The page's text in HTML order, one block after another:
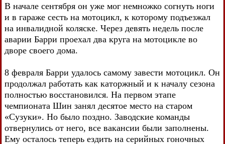
В начале сентября он уже мог немножко согнуть ноги
и в гараже сесть на мотоцикл, к которому подъезжал
на инвалидной коляске. Через девять недель после
аварии Барри проехал два круга на мотоцикле во
дворе своего дома.
8 февраля Барри удалось самому завести мотоцикл. Он
продолжал работать как каторжный и к началу сезона
полностью восстановился. На первом этапе
чемпионата Шин занял десятое место на старом
«Сузуки». Но было поздно. Заводские команды
отвернулись от него, все вакансии были заполнены.
Ему осталось теперь ездить на серийных гоночных